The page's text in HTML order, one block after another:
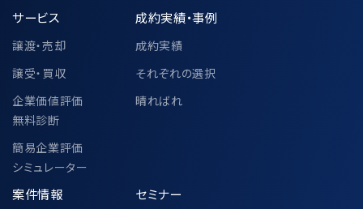
サービス
譲渡・売却
譲受・買収
企業価値評価
無料診断
簡易企業評価
シミュレーター
成約実績・事例
成約実績
それぞれの選択
晴ればれ
案件情報 セミナー